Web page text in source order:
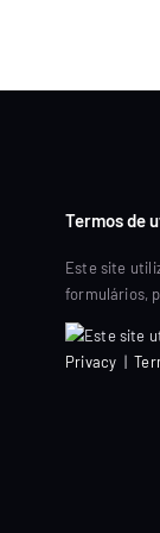
Termos de
Este site
formulários,
Privacy |